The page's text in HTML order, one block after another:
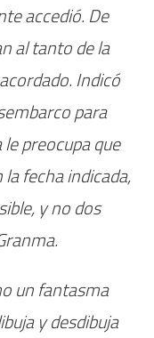
accedió. De
al tanto de la
Indicó
para
preocupa que
fecha indicada,
y no dos
un fantasma
y desdibuja